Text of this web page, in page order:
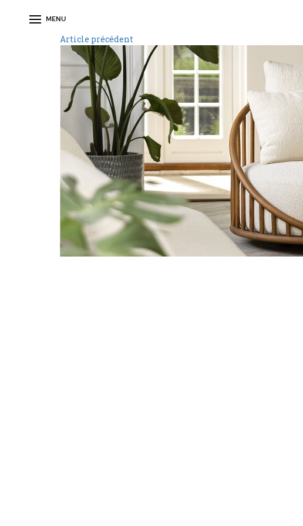
MENU
Article précédent